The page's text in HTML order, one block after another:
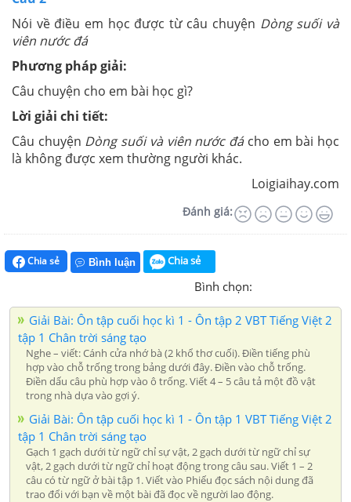
Nói về điều em học được từ câu chuyện Dòng suối và
viên nước đá
Phương pháp giải:
Câu chuyện cho em bài học gì?
Lời giải chi tiết:
Câu chuyện Dòng suối và viên nước đá cho em bài học
là không được xem thường người khác.
Loigiaihay.com
Đánh giá:
Chia sẻ Bình luận Chia sẻ
Bình chọn:
Giải Bài: Ôn tập cuối học kì 1 - Ôn tập 2 VBT Tiếng Việt 2
tập 1 Chân trời sáng tạo
Nghe – viết: Cánh cửa nhớ bà (2 khổ thơ cuối). Điền tiếng phù
hợp vào chỗ trống trong bảng dưới đây. Điền vào chỗ trống.
Điền dấu câu phù hợp vào ô trống. Viết 4 – 5 câu tả một đồ vật
trong nhà dựa vào gợi ý.
Giải Bài: Ôn tập cuối học kì 1 - Ôn tập 1 VBT Tiếng Việt 2
tập 1 Chân trời sáng tạo
Gạch 1 gạch dưới từ ngữ chỉ sự vật, 2 gạch dưới từ ngữ chỉ sự
vật, 2 gạch dưới từ ngữ chỉ hoạt động trong câu sau. Viết 1 – 2
câu có từ ngữ ở bài tập 1. Viết vào Phiếu đọc sách nội dung đã
trao đổi với bạn về một bài đã đọc về người lao động.